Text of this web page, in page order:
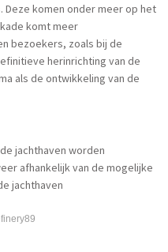
Deze komen onder meer op het
komt meer
bezoekers, zoals bij de
herinrichting van de
als de ontwikkeling van de
jachthaven worden
afhankelijk van de mogelijke
jachthaven